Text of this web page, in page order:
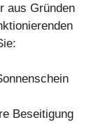
aus Gründen
Beseitigung